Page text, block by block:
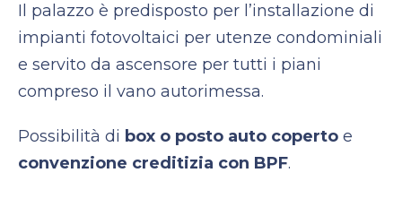
Il palazzo è predisposto per l’installazione di
impianti fotovoltaici per utenze condominiali
e servito da ascensore per tutti i piani
compreso il vano autorimessa.
Possibilità di box o posto auto coperto e
convenzione creditizia con BPF.